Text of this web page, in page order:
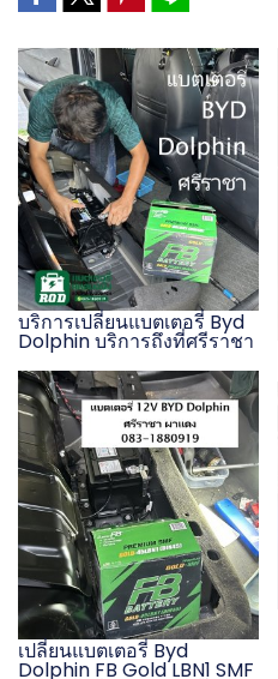
บริการเปลี่ยนแบตเตอรี่ Byd
Dolphin บริการถึงที่ศรีราชา
เปลี่ยนแบตเตอรี่ Byd
Dolphin FB Gold LBN1 SMF